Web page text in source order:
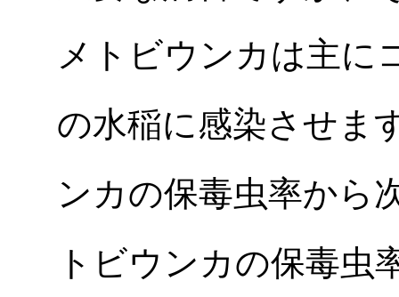
メトビウンカは主に
の水稲に感染させま
ンカの保毒虫率から
トビウンカの保毒虫